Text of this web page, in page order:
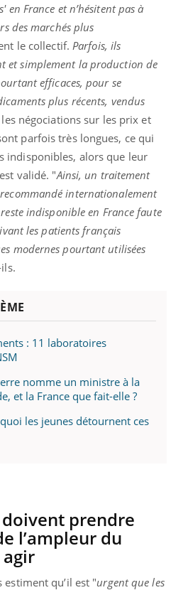
en France et n’hésitent pas à
des marchés plus
le collectif. Parfois, ils
et simplement la production de
efficaces, pour se
plus récents, vendus
négociations sur les prix et
parfois très longues, ce qui
indisponibles, alors que leur
validé. "Ainsi, un traitement
internationalement
indisponible en France faute
les patients français
modernes pourtant utilisées
: 11 laboratoires
nomme un ministre à la
et la France que fait-elle ?
les jeunes détournent ces
prendre
l’ampleur du
estiment qu’il est "urgent que les